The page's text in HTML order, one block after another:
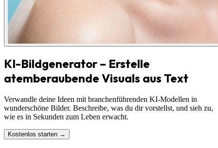
KI-Bildgenerator – Erstelle
atemberaubende Visuals aus Text
Verwandle deine Ideen mit branchenführenden KI-Modellen in
wunderschöne Bilder. Beschreibe, was du dir vorstellst, und sieh zu,
wie es in Sekunden zum Leben erwacht.
Kostenlos starten →